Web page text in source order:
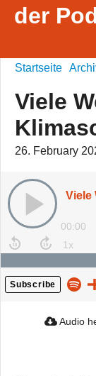
der
Startseite
Viele
26. February
00:00
Subscribe
Audio